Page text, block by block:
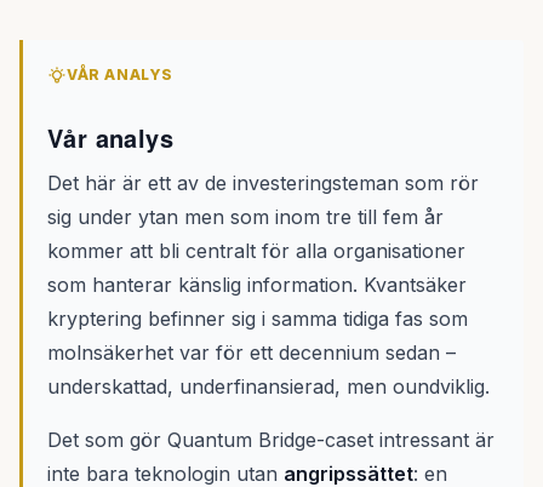
VÅR ANALYS
Vår analys
Det här är ett av de investeringsteman som rör
sig under ytan men som inom tre till fem år
kommer att bli centralt för alla organisationer
som hanterar känslig information. Kvantsäker
kryptering befinner sig i samma tidiga fas som
molnsäkerhet var för ett decennium sedan –
underskattad, underfinansierad, men oundviklig.
Det som gör Quantum Bridge-caset intressant är
inte bara teknologin utan angripssättet: en